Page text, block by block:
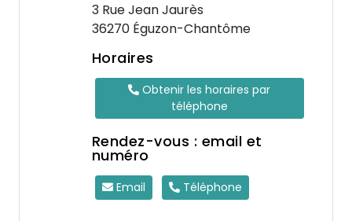
3 Rue Jean Jaurès
36270 Éguzon-Chantôme
Horaires
Obtenir les horaires par
téléphone
Rendez-vous : email et
numéro
Email Téléphone